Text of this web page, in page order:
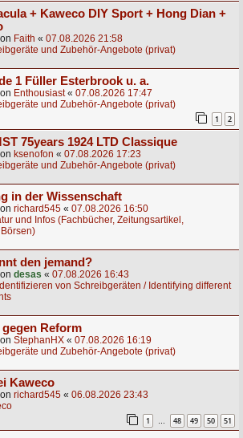
+ Kaweco DIY Sport + Hong Dian +
Faith « 07.08.2026 21:58
und Zubehör-Angebote (privat)
1 Füller Esterbrook u. a.
Enthousiast« 07.08.2026 17:47
und Zubehör-Angebote (privat)
1 2
75years 1924 LTD Classique
ksenofon « 07.08.2026 17:23
und Zubehör-Angebote (privat)
in der Wissenschaft
richard545 « 07.08.2026 16:50
und Infos (Fachbücher, Zeitungsartikel,
den jemand?
desas « 07.08.2026 16:43
von Schreibgeräten / Identifying different
Reform
StephanHX « 07.08.2026 16:19
und Zubehör-Angebote (privat)
Kaweco
richard545 « 06.08.2026 23:43
1 … 48 49 50 51